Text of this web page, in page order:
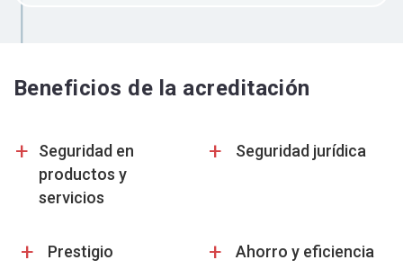
Beneficios de la acreditación
+
Seguridad en
productos y
servicios
+ Seguridad jurídica
+ Prestigio + Ahorro y eficiencia